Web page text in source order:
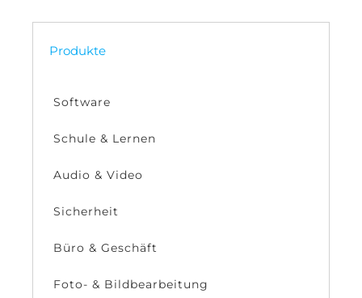
Produkte
Software
Schule & Lernen
Audio & Video
Sicherheit
Büro & Geschäft
Foto- & Bildbearbeitung